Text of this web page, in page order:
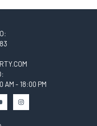
AM - 18:00 PM